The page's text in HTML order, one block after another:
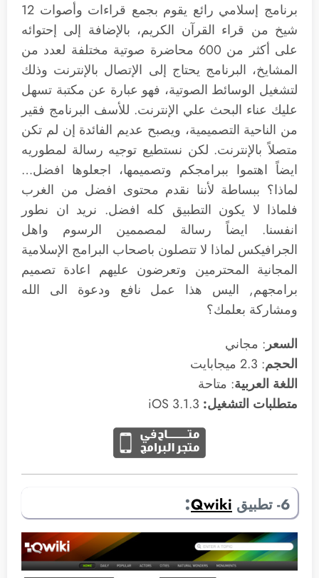
برنامج إسلامي رائع يقوم بجمع قراءات وأصوات 12
شيخ من قراء القرآن الكريم، بالإضافة إلى إحتوائه
على أكثر من 600 محاضرة صوتية مختلفة لعدد من
المشايخ، البرنامج يحتاج إلى الإتصال بالإنترنت وذلك
لتشغيل الوسائط الصوتية، فهو عبارة عن مكتبة تسهل
عليك عناء البحث علي الإنترنت. للأسف البرنامج فقير
من الناحية التصميمية، ويصبح عديم الفائدة إن لم تكن
متصلاً بالإنترنت. لكن نستطيع توجيه رسالة لمطوريه
ايضاً اهتموا ببرامجكم وتصميمها، اجعلوها افضل…
لماذا؟ ببساطة لأننا نقدم محتوى افضل من الغرب
فلماذا لا يكون التطبيق كله افضل. نريد ان نطور
انفسنا. ايضاً رسالة لمصممين الرسوم واهل
الجرافيكس لماذا لا تتصلون باصحاب البرامج الإسلامية
المجانية المحترمين وتعرضون عليهم اعادة تصميم
برامجهم, اليس هذا عمل نافع ودعوة الى الله
ومشاركة بعلمك؟
السعر: مجاني
الحجم: 2.3 ميجابايت
اللغة العربية: متاحة
متطلبات التشغيل:
6- تطبيق Qwiki
: